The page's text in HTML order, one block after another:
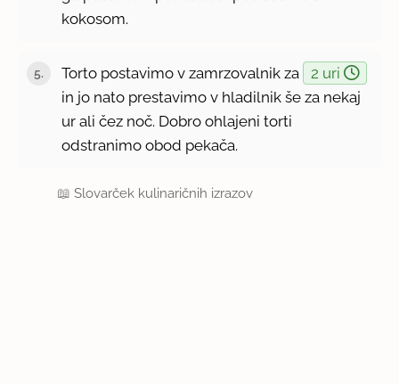
kokosom.
Torto postavimo v zamrzovalnik za
2 uri
in jo nato prestavimo v hladilnik še za nekaj
ur ali čez noč. Dobro ohlajeni torti
odstranimo obod pekača.
📖Slovarček kulinaričnih izrazov